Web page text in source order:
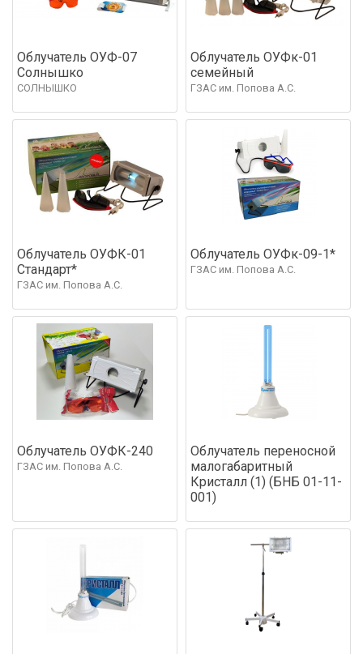
Облучатель ОУФ-07
Солнышко
СОЛНЫШКО
Облучатель ОУФк-01
семейный
ГЗАС им. Попова А.С.
Облучатель ОУФК-01
Стандарт*
ГЗАС им. Попова А.С.
Облучатель ОУФк-09-1*
ГЗАС им. Попова А.С.
Облучатель ОУФК-240
ГЗАС им. Попова А.С.
Облучатель переносной
малогабаритный
Кристалл (1) (БНБ 01-11-
001)